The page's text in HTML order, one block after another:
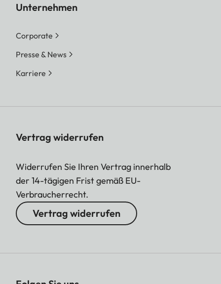
Unternehmen
Corporate
Presse & News
Karriere
Vertrag widerrufen
Widerrufen Sie Ihren Vertrag innerhalb
der 14-tägigen Frist gemäß EU-
Verbraucherrecht.
Vertrag widerrufen